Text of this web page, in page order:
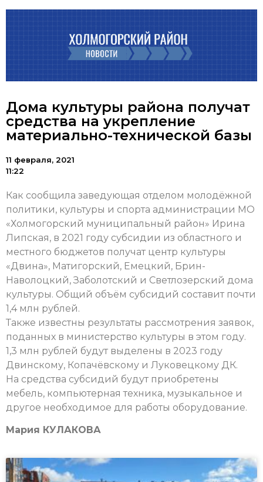
Дома культуры района получат
средства на укрепление
материально-технической базы
11 февраля, 2021
11:22
Как сообщила заведующая отделом молодёжной
политики, культуры и спорта администрации МО
«Холмогорский муниципальный район» Ирина
Липская, в 2021 году субсидии из областного и
местного бюджетов получат центр культуры
«Двина», Матигорский, Емецкий, Брин-
Наволоцкий, Заболотский и Светлозерский дома
культуры. Общий объём субсидий составит почти
1,4 млн рублей.
Также известны результаты рассмотрения заявок,
поданных в министерство культуры в этом году.
1,3 млн рублей будут выделены в 2023 году
Двинскому, Копачёвскому и Луковецкому ДК.
На средства субсидий будут приобретены
мебель, компьютерная техника, музыкальное и
другое необходимое для работы оборудование.
Мария КУЛАКОВА